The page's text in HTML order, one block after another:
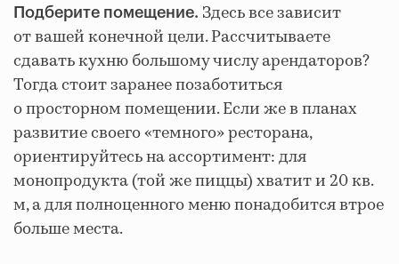
Подберите помещение. Здесь все зависит
от вашей конечной цели. Рассчитываете
сдавать кухню большому числу арендаторов?
Тогда стоит заранее позаботиться
о просторном помещении. Если же в планах
развитие своего «темного» ресторана,
ориентируйтесь на ассортимент: для
монопродукта (той же пиццы) хватит и 20 кв.
м, а для полноценного меню понадобится втрое
больше места.